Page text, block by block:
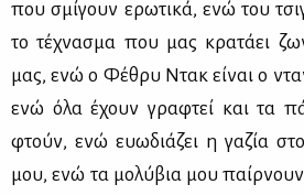
που σμί­γουν ερω­τι­κά, ενώ του
το τέ­χνα­σμα που μας κρα­τά­ει
μας, ενώ ο Φέ­θρυ Ντακ εί­ναι ο
ενώ όλα έχουν γρα­φτεί και τα
φτούν, ενώ ευω­διά­ζει η γα­ζία
μου, ενώ τα μο­λύ­βια μου